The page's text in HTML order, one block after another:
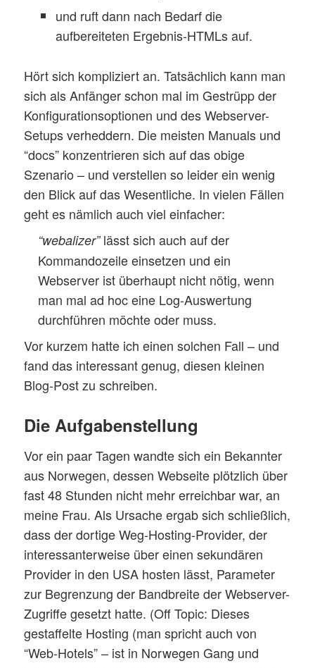
und ruft dann nach Bedarf die
aufbereiteten Ergebnis-HTMLs auf.
Hört sich kompliziert an. Tatsächlich kann man
sich als Anfänger schon mal im Gestrüpp der
Konfigurationsoptionen und des Webserver-
Setups verheddern. Die meisten Manuals und
“docs” konzentrieren sich auf das obige
Szenario – und verstellen so leider ein wenig
den Blick auf das Wesentliche. In vielen Fällen
geht es nämlich auch viel einfacher:
“webalizer”lässt sich auch auf der
Kommandozeile einsetzen und ein
Webserver ist überhaupt nicht nötig, wenn
man mal ad hoc eine Log-Auswertung
durchführen möchte oder muss.
Vor kurzem hatte ich einen solchen Fall – und
fand das interessant genug, diesen kleinen
Blog-Post zu schreiben.
Die Aufgabenstellung
Vor ein paar Tagen wandte sich ein Bekannter
aus Norwegen, dessen Webseite plötzlich über
fast 48 Stunden nicht mehr erreichbar war, an
meine Frau. Als Ursache ergab sich schließlich,
dass der dortige Weg-Hosting-Provider, der
interessanterweise über einen sekundären
Provider in den USA hosten lässt, Parameter
zur Begrenzung der Bandbreite der Webserver-
Zugriffe gesetzt hatte. (Off Topic: Dieses
gestaffelte Hosting (man spricht auch von
“Web-Hotels” – ist in Norwegen Gang und